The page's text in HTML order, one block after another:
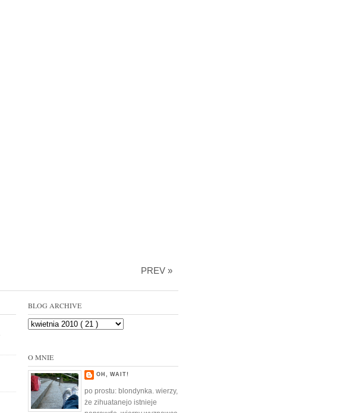
PREV »
BLOG ARCHIVE
O MNIE
OH, WAIT!
po prostu: blondynka. wierzy,
że zihuatanejo istnieje